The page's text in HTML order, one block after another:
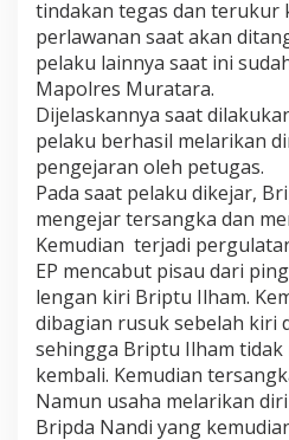
n
a
n
T
n
a
k
a
n
e
g
a
s
D
n
T
tindakan tegas dan terukur
perlawanan saat akan
pelaku lainnya saat ini
Mapolres Muratara.
Dijelaskannya saat
pelaku berhasil melarikan
pengejaran oleh petugas.
Pada saat pelaku dikejar,
mengejar tersangka dan
Kemudian terjadi
EP mencabut pisau dari
lengan kiri Briptu Ilham.
dibagian rusuk sebelah kiri
sehingga Briptu Ilham tidak
kembali. Kemudian
Namun usaha melarikan
Bripda Nandi yang